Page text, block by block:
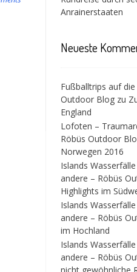
Anrainerstaaten
Neueste
Fußballtrips auf
Outdoor Blog zu
England
Lofoten –
Röbüs Outdoor
Norwegen 2016
Islands
andere – Röbüs
Highlights im
Islands
andere – Röbüs
im Hochland
Islands
andere – Röbüs